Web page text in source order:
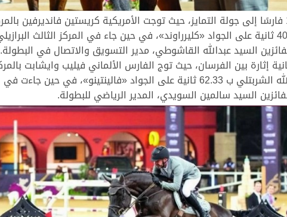
السيد عبدالله القاشوطي، مدير التسويق والاتصال في البطولة.
«كارالدو»، وجاء في المركز الثاني السعودي عبدالله الشربتلي ب 62.33 ثانية على